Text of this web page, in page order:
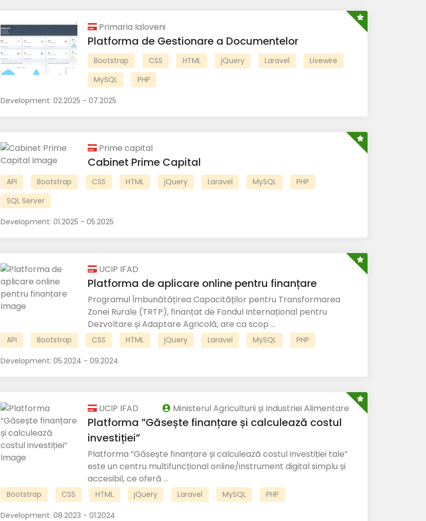
Primaria Ialoveni
Platforma de Gestionare a Documentelor
Bootstrap CSS HTML jQuery Laravel
Livewire
MySQL
PHP
Development: 02.2025 - 07.2025
Prime capital
Cabinet Prime Capital
API Bootstrap CSS HTML jQuery Laravel MySQL
PHP
SQL Server
Development: 01.2025 - 05.2025
UCIP IFAD
Platforma de aplicare online pentru finanțare
Programul Îmbunătățirea Capacităților pentru Transformarea
Zonei Rurale (TRTP), finanțat de Fondul Internațional pentru
Dezvoltare și Adaptare Agricolă, are ca scop ...
API Bootstrap CSS HTML jQuery Laravel MySQL PHP
Development: 05.2024 - 09.2024
UCIP IFAD Ministerul Agriculturii și Industriei Alimentare
Platforma ”Găsește finanțare și calculează costul
investiției”
Platforma ”Găsește finanțare și calculează costul investiției tale”
este un centru multifuncțional online/instrument digital simplu și
accesibil, ce oferă ...
Bootstrap CSS HTML jQuery Laravel MySQL PHP
Development: 08.2023 - 01.2024